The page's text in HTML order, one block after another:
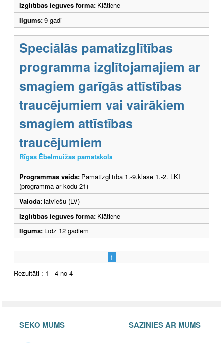
Izglītības ieguves forma: Klātiene
Ilgums:9 gadi
Speciālās pamatizglītības
programma izglītojamajiem ar
smagiem garīgās attīstības
traucējumiem vai vairākiem
smagiem attīstības
traucējumiem
Rīgas Ēbelmuižas pamatskola
Programmas veids: Pamatizglītība 1.-9.klase 1.-2. LKI
(programma ar kodu 21)
Valoda:latviešu (LV)
Izglītības ieguves forma: Klātiene
Ilgums: Līdz 12 gadiem
1
Rezultāti : 1 - 4 no 4
SEKO MUMS SAZINIES AR MUMS